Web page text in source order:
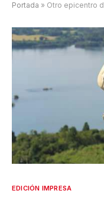
Portada » Otro epicentro de fe
EDICIÓN IMPRESA